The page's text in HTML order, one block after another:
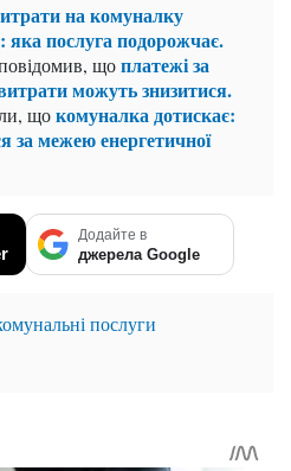
на комуналку
яка послуга подорожчає.
щоплатежі за
можуть знизитися.
щокомуналка дотискає:
за межею енергетичної
Додайте в
джерела Google
послуги